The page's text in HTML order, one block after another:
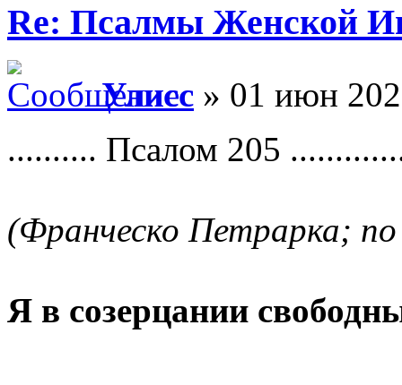
Re: Псалмы Женской
Улисс » 01 июн
.......... Псалом 205
(Франческо Петрарка;
Я в созерцании